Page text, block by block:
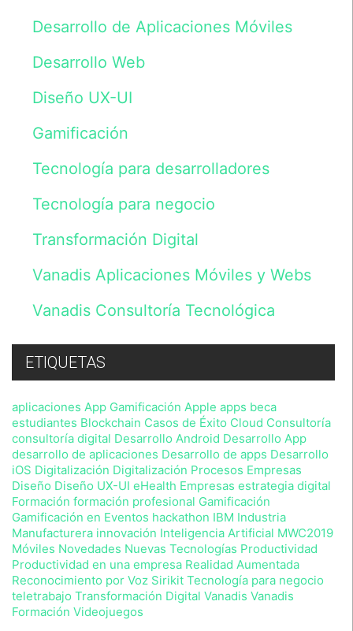
consultas
nuestros
datos
incluidos
fichero
responsable
Initiative,
acuerdo
lo
previsto
Política
de
Privacidad
,
sin
perjuicio
de
que
en
cualquier
momento
podrá
ejercitar
sus
derechos
con
Desarrollo de Aplicaciones Móviles
Desarrollo Web
Diseño UX-UI
Gamificación
Tecnología para desarrolladores
Tecnología para negocio
Transformación Digital
Vanadis Aplicaciones Móviles y Webs
Vanadis Consultoría Tecnológica
ETIQUETAS
aplicaciones App Gamificación Apple apps beca
estudiantes Blockchain Casos de Éxito Cloud Consultoría
consultoría digital Desarrollo Android Desarrollo App
desarrollo de aplicaciones Desarrollo de apps Desarrollo
iOS Digitalización Digitalización Procesos Empresas
Diseño Diseño UX-UI eHealth Empresas estrategia digital
Formación formación profesional Gamificación
Gamificación en Eventos hackathon IBM Industria
Manufacturera innovación Inteligencia Artificial MWC2019
Móviles Novedades Nuevas Tecnologías Productividad
Productividad en una empresa Realidad Aumentada
Reconocimiento por Voz Sirikit Tecnología para negocio
teletrabajo Transformación Digital Vanadis Vanadis
Formación Videojuegos